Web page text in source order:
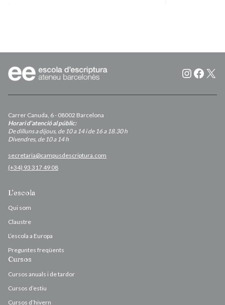
X
Carrer Canuda, 6 - 08002 Barcelona
Horari d’atenció al públic:
De dilluns a dijous, de 10 a 14 i de 16 a 18.30 h
Divendres, de 10 a 14 h
secretaria@campusdescriptura.com
(+34) 93 317 49 08
L’escola
Qui som
Claustre
L’escola a Europa
Preguntes freqüents
Cursos
Cursos anuals i de tardor
Cursos d’estiu
Cursos d’hivern